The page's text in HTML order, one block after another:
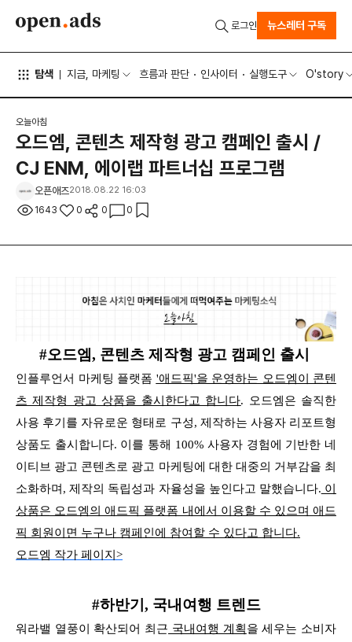
탐색 지금, 마케팅 흐름과 판단 인사이터 실행도구 O'story
로그인 뉴스레터 구독
오늘아침
오드엠, 콘텐츠 제작형 광고 캠페인 출시 /
CJ ENM, 에이랩 파트너십 프로그램
오픈애즈2018.08.22 16:03
1643 0 0 0
#오드엠, 콘텐츠 제작형 광고 캠페인 출시
인플루언서 마케팅 플랫폼 '애드픽'을 운영하는 오드엠이 콘텐
츠 제작형 광고 상품을 출시한다고 합니다.
오드엠은 솔직한
사용 후기를 자유로운 형태로 구성, 제작하는 사용자 리포트형
상품도 출시합니다. 이를 통해 100% 사용자 경험에 기반한 네
이티브 광고 콘텐츠로 광고 마케팅에 대한 대중의 거부감을 최
소화하며, 제작의 독립성과 자율성을 높인다고 말했습니다. 이
상품은 오드엠의 애드픽 플랫폼 내에서 이용할 수 있으며 애드
픽 회원이면 누구나 캠페인에 참여할 수 있다고 합니다.
오드엠 작가 페이지>
#하반기, 국내여행 트렌드
워라밸 열풍이 확산되어 최근 국내여행 계획을 세우는 소비자